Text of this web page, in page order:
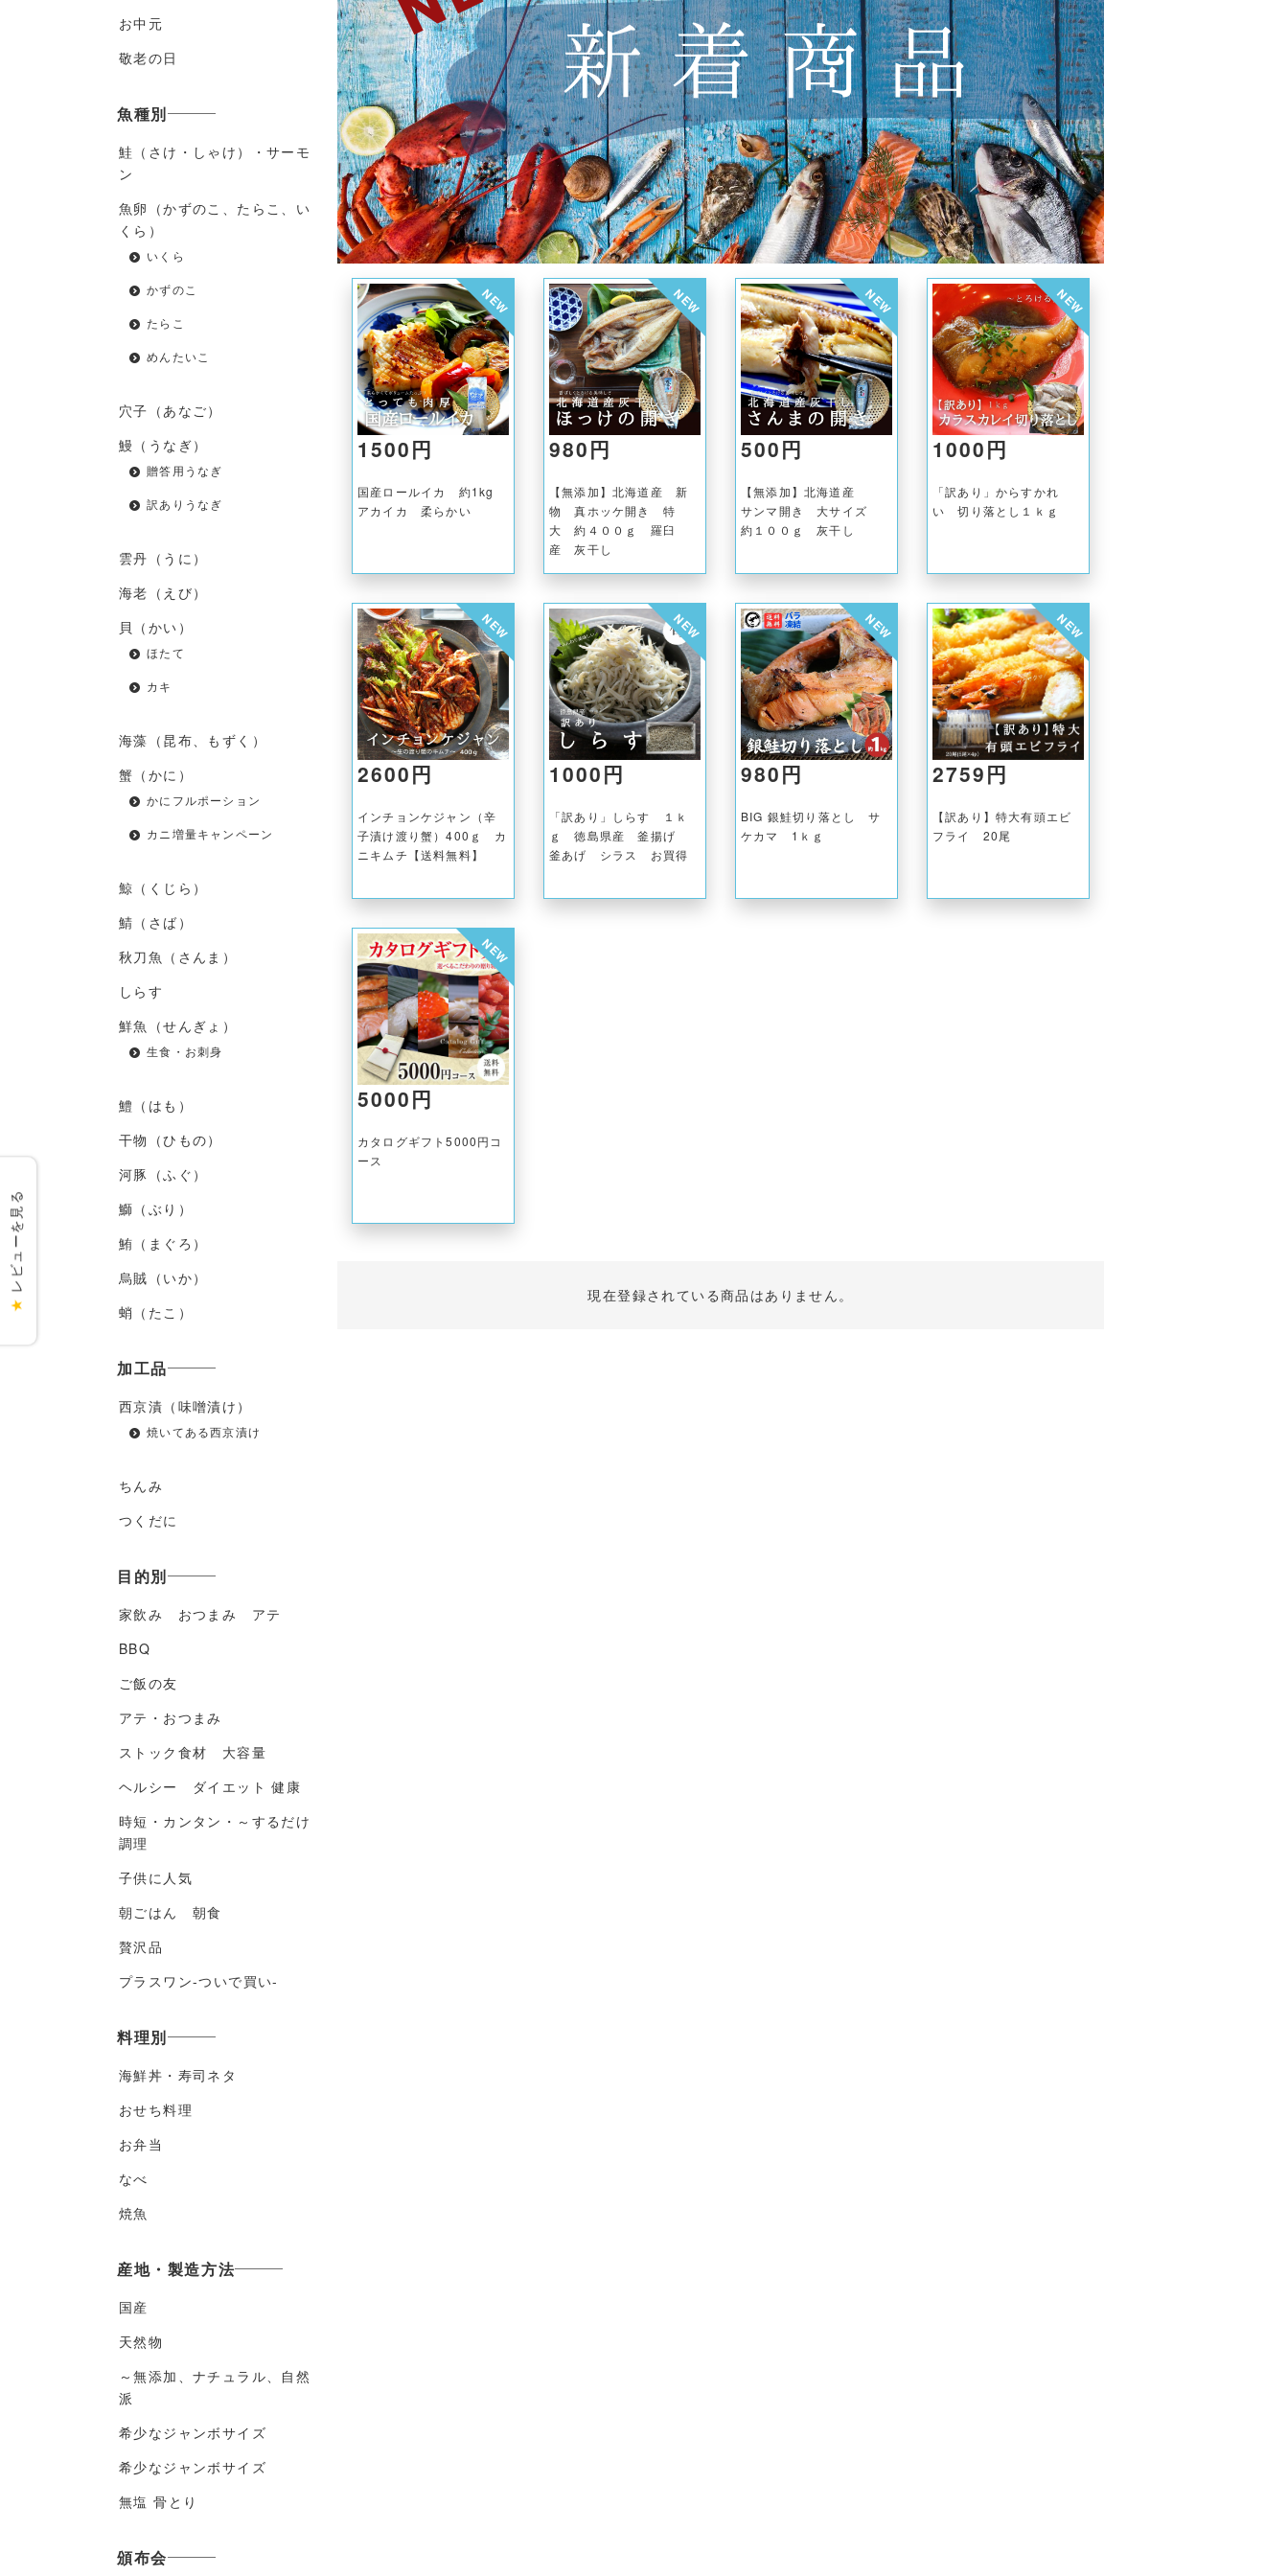
お中元
敬老の日
魚種別
鮭（さけ・しゃけ）・サーモ
ン
魚卵（かずのこ、たらこ、い
くら）
いくら
かずのこ
たらこ
めんたいこ
穴子（あなご）
鰻（うなぎ）
贈答用うなぎ
訳ありうなぎ
雲丹（うに）
海老（えび）
貝（かい）
ほたて
カキ
海藻（昆布、もずく）
蟹（かに）
かにフルポーション
カニ増量キャンペーン
鯨（くじら）
鯖（さば）
秋刀魚（さんま）
しらす
鮮魚（せんぎょ）
生食・お刺身
鱧（はも）
干物（ひもの）
河豚（ふぐ）
鰤（ぶり）
鮪（まぐろ）
烏賊（いか）
蛸（たこ）
加工品
西京漬（味噌漬け）
焼いてある西京漬け
ちんみ
つくだに
目的別
家飲み おつまみ アテ
BBQ
ご飯の友
アテ・おつまみ
ストック食材 大容量
ヘルシー ダイエット 健康
時短・カンタン・～するだけ
調理
子供に人気
朝ごはん 朝食
贅沢品
プラスワン-ついで買い-
料理別
海鮮丼・寿司ネタ
おせち料理
お弁当
なべ
焼魚
産地・製造方法
国産
天然物
～無添加、ナチュラル、自然
派
希少なジャンボサイズ
希少なジャンボサイズ
無塩 骨とり
頒布会
1500円
国産ロールイカ 約1kg
アカイカ 柔らかい
NEW
980円
【無添加】北海道産 新
物 真ホッケ開き 特
大 約４００ｇ 羅臼
産 灰干し
NEW
500円
【無添加】北海道産
サンマ開き 大サイズ
約１００ｇ 灰干し
NEW
1000円
「訳あり」からすかれ
い 切り落とし１ｋｇ
NEW
2600円
インチョンケジャン（辛
子漬け渡り蟹）400ｇ カ
ニキムチ【送料無料】
NEW
1000円
「訳あり」しらす １ｋ
ｇ 徳島県産 釜揚げ
釜あげ シラス お買得
NEW
980円
BIG 銀鮭切り落とし サ
ケカマ 1ｋｇ
NEW
2759円
【訳あり】特大有頭エビ
フライ 20尾
NEW
5000円
カタログギフト5000円コ
ース
NEW
現在登録されている商品はありません。
★
レビューを見る